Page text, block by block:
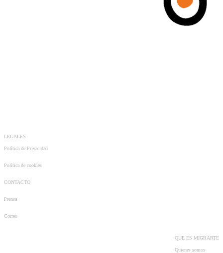
LEGALES
Política de Privacidad
Política de cookies
CONTACTO
Prensa
Correo
QUE ES MIGRARTE
Quienes somos